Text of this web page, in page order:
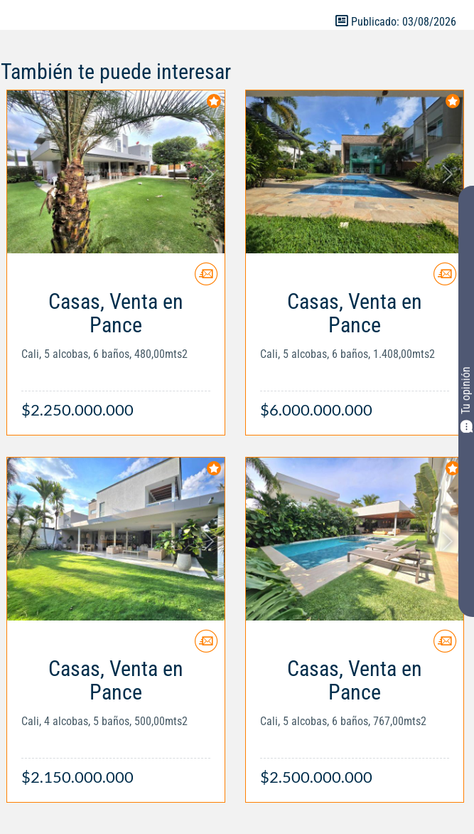
Tu opinión
Publicado: 03/08/2026
También te puede interesar
Casas, Venta en
Pance
Cali, 5 alcobas, 6 baños, 480,00mts2
$2.250.000.000
Casas, Venta en
Pance
Cali, 5 alcobas, 6 baños, 1.408,00mts2
$6.000.000.000
Casas, Venta en
Pance
Cali, 4 alcobas, 5 baños, 500,00mts2
$2.150.000.000
Casas, Venta en
Pance
Cali, 5 alcobas, 6 baños, 767,00mts2
$2.500.000.000